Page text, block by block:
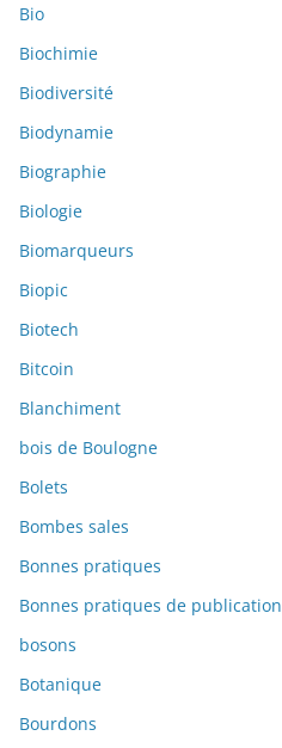
Bio
Biochimie
Biodiversité
Biodynamie
Biographie
Biologie
Biomarqueurs
Biopic
Biotech
Bitcoin
Blanchiment
bois de Boulogne
Bolets
Bombes sales
Bonnes pratiques
Bonnes pratiques de publication
bosons
Botanique
Bourdons